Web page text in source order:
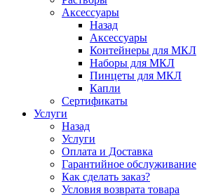
Аксессуары
Назад
Аксессуары
Контейнеры для МКЛ
Наборы для МКЛ
Пинцеты для МКЛ
Капли
Сертификаты
Услуги
Назад
Услуги
Оплата и Доставка
Гарантийное обслуживание
Как сделать заказ?
Условия возврата товара